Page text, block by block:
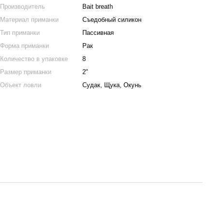
Производитель
Bait breath
Материал приманки
Съедобный силикон
Тип приманки
Пассивная
Форма приманки
Рак
Количество в упаковке
8
Размер приманки
2"
Объект ловли
Судак, Щука, Окунь